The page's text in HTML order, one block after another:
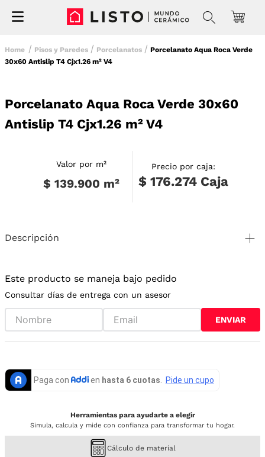
Pisos y Paredes Porcelanatos
Porcelanato Aqua Roca Verde
30x60 Antislip T4 Cjx1.26 m² V4
Porcelanato Aqua Roca Verde 30x60
Antislip T4 Cjx1.26 m² V4
Valor por m²
$ 139.900 m²
Precio por caja:
$ 176.274 Caja
Descripción
Este producto se maneja bajo pedido
Consultar días de entrega con un asesor
ENVIAR
Herramientas para ayudarte a elegir
Simula, calcula y mide con confianza para transformar tu hogar.
Cálculo de material